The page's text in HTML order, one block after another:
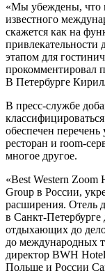
«Мы убеждены, что
известного
скажется как на
привлекательности
этапом для
прокомментировал
В Петербурге
В пресс-службе
обеспечен
ресторан и room-
многое другое.
«Best Western Zoom
Group в России,
расширения. Отель
в Санкт-Петербурге
отдыхающих до
до международных
директор BWH
Польше и России